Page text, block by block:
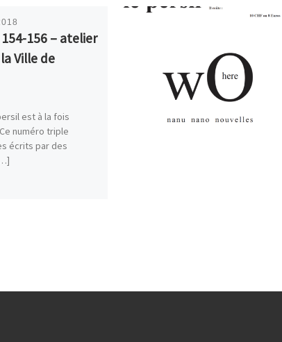
154-156 – atelier
Ville de
est à la fois
numéro triple
écrits par des